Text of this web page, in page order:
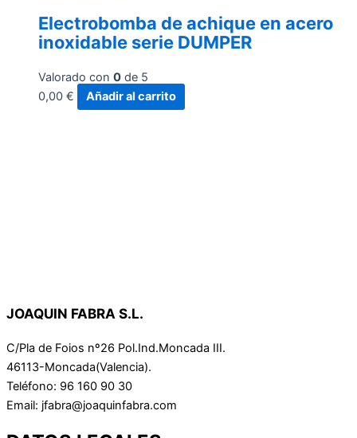
Electrobomba de achique en acero
inoxidable serie DUMPER
Valorado con 0 de 5
0,00 € Añadir al carrito
JOAQUIN FABRA S.L.
C/Pla de Foios nº26 Pol.Ind.Moncada III.
46113-Moncada(Valencia).
Teléfono: 96 160 90 30
Email: jfabra@joaquinfabra.com